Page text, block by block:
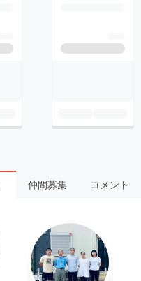
仲間募集 コメント